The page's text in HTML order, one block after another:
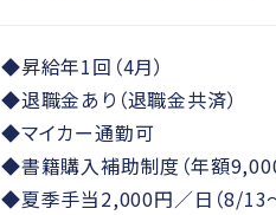
◆昇給年1回（4月）
◆退職金あり（退職金共済）
◆マイカー通勤可
◆書籍購入補助制度（年額9,000
◆夏季手当2,000円／日（8/13